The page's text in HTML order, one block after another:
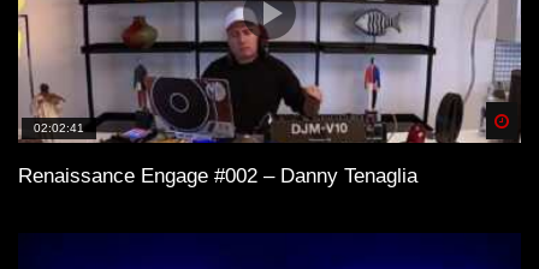
02:02:41
Renaissance Engage #002 – Danny Tenaglia